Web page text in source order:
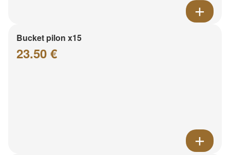
Bucket pilon x15
23.50 €